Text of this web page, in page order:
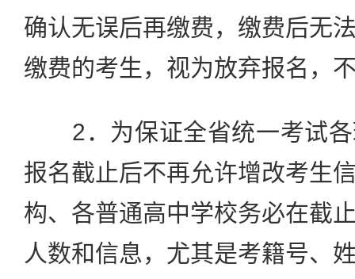
确认无误后再缴费，缴费后无
缴费的考生，视为放弃报名，
2．为保证全省统一考试各
报名截止后不再允许增改考生
构、各普通高中学校务必在截
人数和信息，尤其是考籍号、